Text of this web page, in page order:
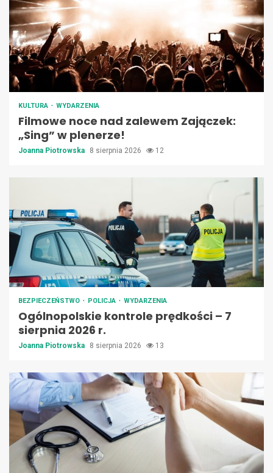
KULTURA WYDARZENIA
Filmowe noce nad zalewem Zajączek:
„Sing” w plenerze!
Joanna Piotrowska 8 sierpnia 2026 12
BEZPIECZEŃSTWO POLICJA WYDARZENIA
Ogólnopolskie kontrole prędkości – 7
sierpnia 2026 r.
Joanna Piotrowska 8 sierpnia 2026 13